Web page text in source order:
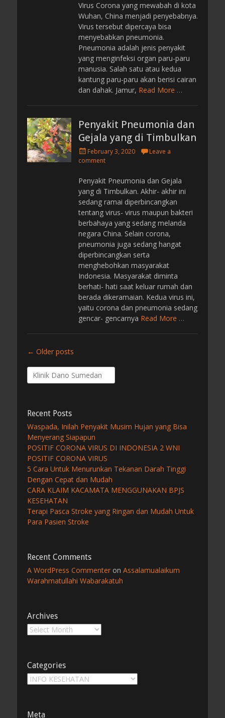
Virus Corona yang mewabah di kota
Wuhan, China menjadi penyebabnya.
Virus tersebut dipercaya bisa
menyebabkan pneumonia.
Pneumonia adalah jenis penyakit
yang menginfeksi organ paru-paru
manusia. Salah satu atau kedua
kantung paru-paru akan berisi cairan
dan dahak. Jamur, Read More …
Penyakit Pneumonia dan
Gejala yang di Timbulkan
P
o
t
d
o
n
February 3, 2020
Leave a
comment
Penyakit Pneumonia dan Gejala
yang di Timbulkan. Akhir- akhir ini
sedang ramai diperbincangkan
tentang virus- virus maupun bakteri
berbahaya yang sedang melanda
negara China. Selain corona,
pneumonia juga sedang hangat
diperbincangkan serta
menghebohkan masyarakat
Indonesia. Masyarakat diminta
berhati- hati saat keluar rumah dan
berada dikeramaian. Kedua virus ini,
yaitu corona dan pneumonia sedang
gencar- gencarnya Read More …
Post
← Older posts
Search
for:
Recent Posts
Waspada, Inilah Penyakit Musim Hujan yang Bisa
Menyerang Siapapun
POSITIF CORONA VIRUS DI INDONESIA 2 WNI
POSITIF CORONA VIRUS
5 Cara Untuk Menurunkan Tekanan Darah Tinggi
Dengan Cepat dan Mudah
CARA KLAIM KACAMATA MENGGUNAKAN BPJS
KESEHATAN
Terapi Pasca Stroke yang Ringan dan Mudah Untuk
Para Pasien Stroke
Recent Comments
A WordPress Commenter on Assalamualaikum
Warahmatullahi Wabarakatuh
Archives
Archives
Categories
Categories
Meta